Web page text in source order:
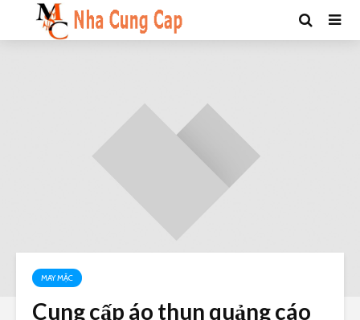
MAY MẶC
Cung cấp áo thun quảng cáo